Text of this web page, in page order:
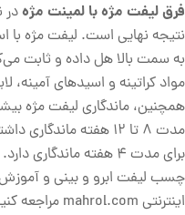
فرق لیفت مژه با لمینت مژهدر
نتیجه نهایی است. لیفت مژه با
به سمت بالا هل داده و ثابت
مواد کراتینه و اسید‌های
همچنین، ماندگاری لیفت مژه
مدت 8 تا 12 هفته
برای مدت 4 هفته
چسب لیفت ابرو و بینی و آموزش
اینترنتی mahrol.com مراجعه کنید.